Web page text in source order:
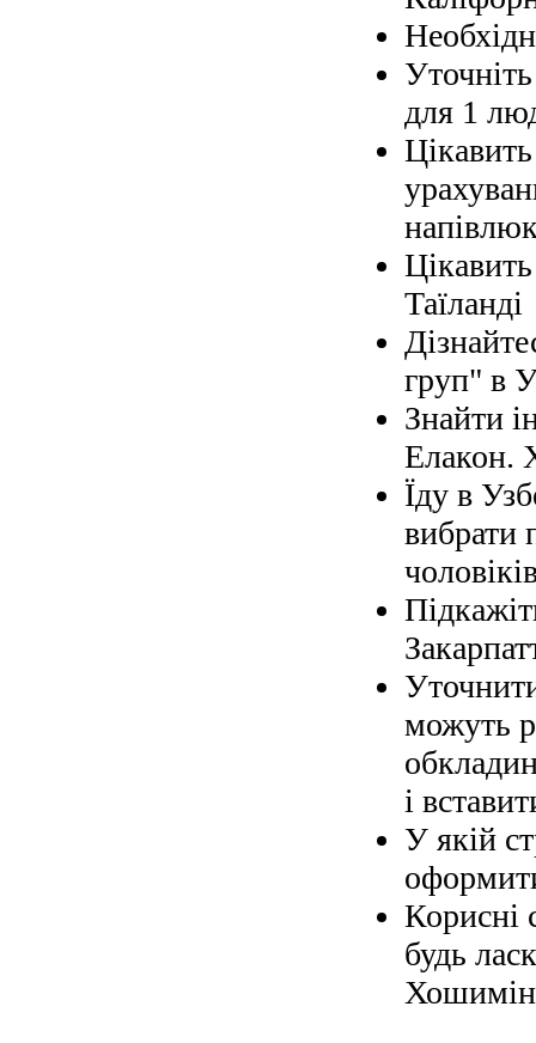
для 1
Таїланді
груп" в
Знайти
Елакон.
Їду в
вибрати
можуть
і
У якій
Корисні
будь